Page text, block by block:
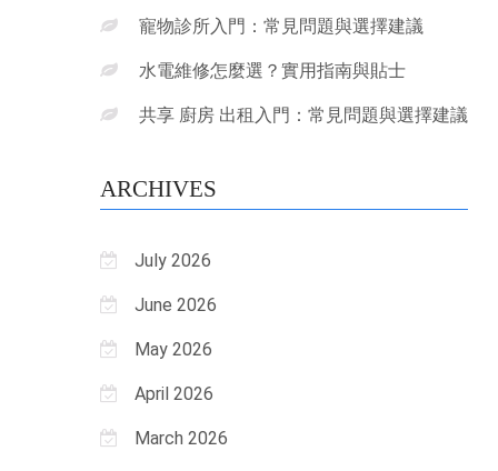
寵物診所入門：常見問題與選擇建議
水電維修怎麼選？實用指南與貼士
共享 廚房 出租入門：常見問題與選擇建議
ARCHIVES
July 2026
June 2026
May 2026
April 2026
March 2026